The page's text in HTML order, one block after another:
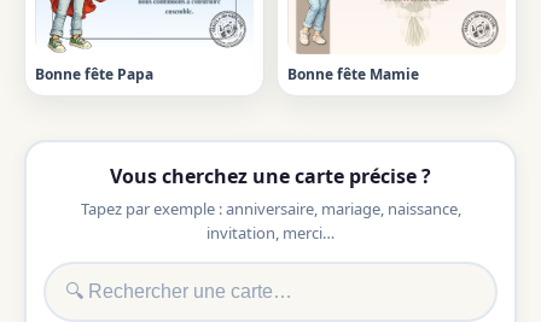
Bonne fête Papa Bonne fête Mamie
Vous cherchez une carte précise ?
Tapez par exemple : anniversaire, mariage, naissance,
invitation, merci…